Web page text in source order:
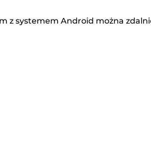
z systemem Android można